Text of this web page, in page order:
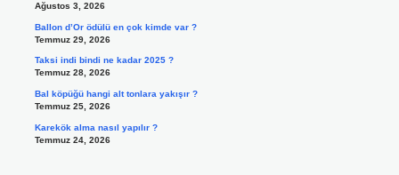
Ağustos 3, 2026
Ballon d’Or ödülü en çok kimde var ?
Temmuz 29, 2026
Taksi indi bindi ne kadar 2025 ?
Temmuz 28, 2026
Bal köpüğü hangi alt tonlara yakışır ?
Temmuz 25, 2026
Karekök alma nasıl yapılır ?
Temmuz 24, 2026